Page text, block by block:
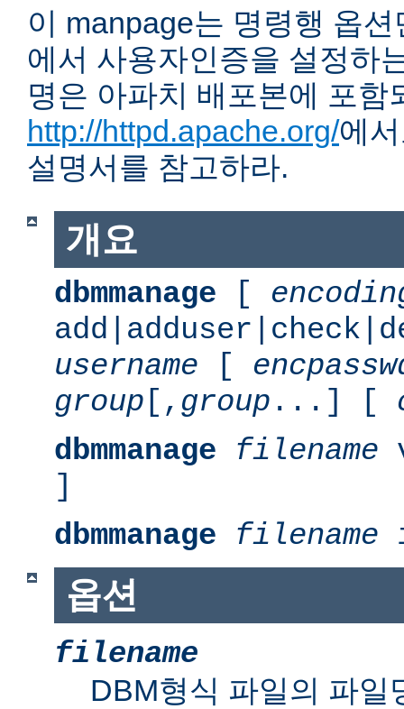
이 manpage는 명령행 옵
에서 사용자인증을 설정하
명은 아파치 배포본에 포함
http://httpd.apache.org/에
설명서를 참고하라.
개요
dbmmanage [
username [
group [, group ...] [
dbmmanage
filename
]
dbmmanage
filename
옵션
filename
DBM형식 파일의 파